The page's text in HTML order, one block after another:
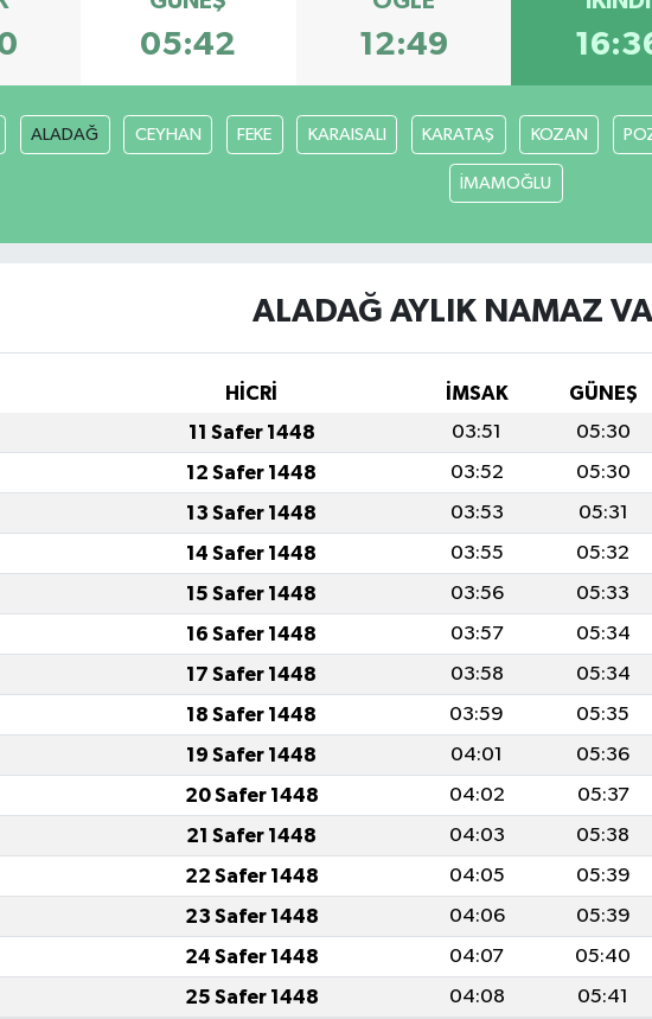
05:42 12:49
ALADAĞ CEYHAN FEKE KARAISALI KARATAŞ KOZAN
İMAMOĞLU
ALADAĞ AYLIK NAMAZ
HİCRİ İMSAK GÜNEŞ
11 Safer 1448 03:51 05:30
12 Safer 1448 03:52 05:30
13 Safer 1448 03:53 05:31
14 Safer 1448 03:55 05:32
15 Safer 1448 03:56 05:33
16 Safer 1448 03:57 05:34
17 Safer 1448 03:58 05:34
18 Safer 1448 03:59 05:35
19 Safer 1448 04:01 05:36
20 Safer 1448 04:02 05:37
21 Safer 1448 04:03 05:38
22 Safer 1448 04:05 05:39
23 Safer 1448 04:06 05:39
24 Safer 1448 04:07 05:40
25 Safer 1448 04:08 05:41